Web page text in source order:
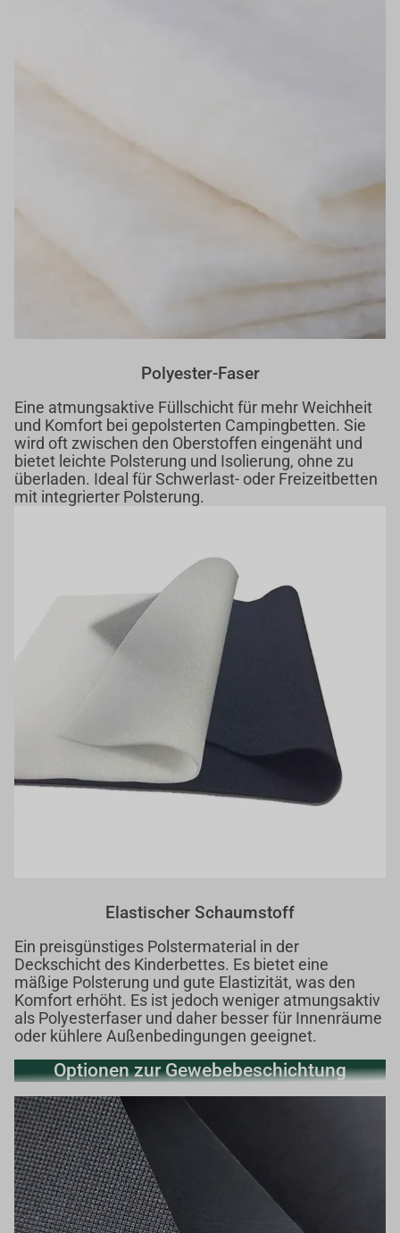
Polyester-Faser
Eine atmungsaktive Füllschicht für mehr Weichheit
und Komfort bei gepolsterten Campingbetten. Sie
wird oft zwischen den Oberstoffen eingenäht und
bietet leichte Polsterung und Isolierung, ohne zu
überladen. Ideal für Schwerlast- oder Freizeitbetten
mit integrierter Polsterung.
Elastischer Schaumstoff
Ein preisgünstiges Polstermaterial in der
Deckschicht des Kinderbettes. Es bietet eine
mäßige Polsterung und gute Elastizität, was den
Komfort erhöht. Es ist jedoch weniger atmungsaktiv
als Polyesterfaser und daher besser für Innenräume
oder kühlere Außenbedingungen geeignet.
Optionen zur Gewebebeschichtung